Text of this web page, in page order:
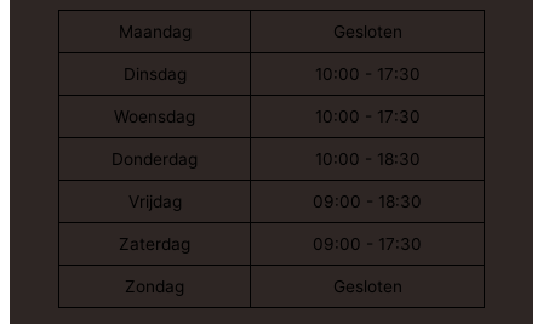
Maandag Gesloten
Dinsdag 10:00 - 17:30
Woensdag 10:00 - 17:30
Donderdag 10:00 - 18:30
Vrijdag 09:00 - 18:30
Zaterdag 09:00 - 17:30
Zondag Gesloten